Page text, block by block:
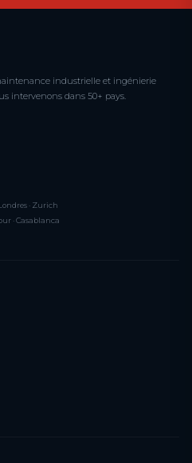
industrielle et ingénierie
intervenons dans 50+ pays.
· Zurich
· Casablanca